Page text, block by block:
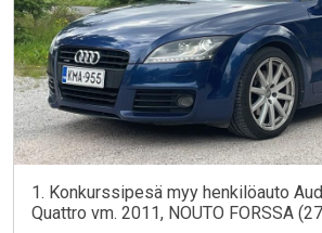
1. Konkurssipesä myy henkilöauto
Quattro vm. 2011, NOUTO FORSSA